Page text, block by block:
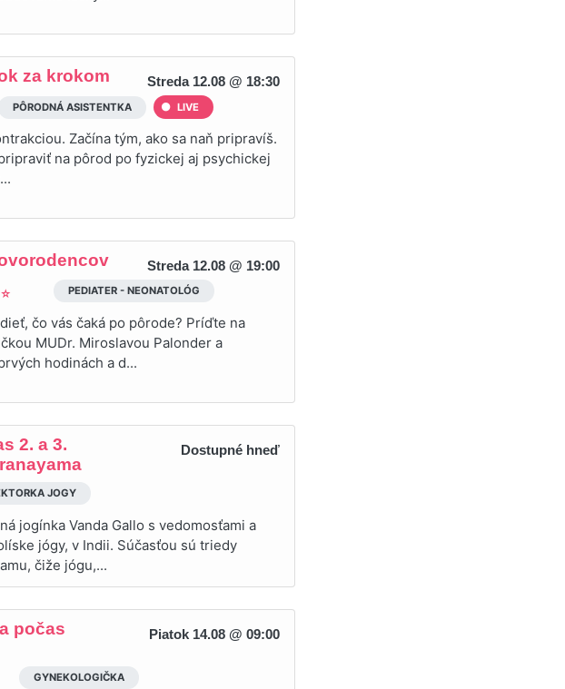
za krokom Streda 12.08 @ 18:30
PÔRODNÁ ASISTENTKA LIVE
Začína tým, ako sa naň pripravíš.
na pôrod po fyzickej aj psychickej
Streda 12.08 @ 19:00
☆ PEDIATER - NEONATOLÓG
čo vás čaká po pôrode? Príďte na
MUDr. Miroslavou Palonder a
hodinách a d...
2. a 3.
Dostupné hneď
JOGY
jogínka Vanda Gallo s vedomosťami a
jógy, v Indii. Súčasťou sú triedy
čiže jógu,...
počas
Piatok 14.08 @ 09:00
GYNEKOLOGIČKA